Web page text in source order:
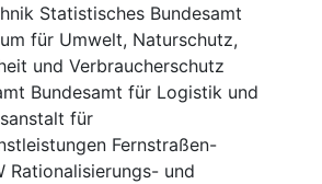
Statistisches Bundesamt
für Umwelt, Naturschutz,
und Verbraucherschutz
Bundesamt für Logistik und
für
Fernstraßen-
Rationalisierungs- und